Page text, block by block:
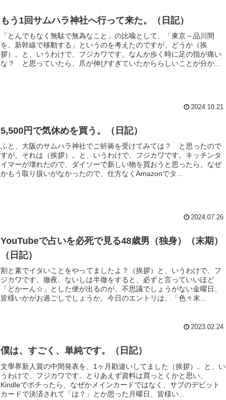
もう1回サムハラ神社へ行って来た。（日記）
「とんでもなく無駄で無為なこと」の比喩として、「東京～品川間
を、新幹線で移動する」というのを考えたのですが、どうか（挨
拶）。と、いうわけで、フジカワです。なんか歩く時に足の指が痛い
な？ と思っていたら、爪が伸びすぎていたかららしいことが分か...
2024.10.21
5,500円で気休めを買う。（日記）
ふと、大阪のサムハラ神社でご祈祷を受けてみては？ と思ったので
すが、それは（挨拶）。と、いうわけで、フジカワです。キッチンタ
イマーが壊れたので、ダイソーで新しい物を買おうと思ったら、なぜ
かもう取り扱いがなかったので、仕方なくAmazonでタ...
2024.07.26
YouTubeで占いを必死で見る48歳男（独身）（末期）
（日記）
割と素でイタいことをやってましたよ？（挨拶）と、いうわけで、フ
ジカワです。徹夜、ないしは半徹をすると、必ずと言っていいほど
「どかーん☆」とした便が出るのが、不思議でしょうがない金曜日、
皆様いかがお過ごしでしょうか。今日のエントリは、「色々末...
2023.02.24
僕は、すごく、単純です。（日記）
文學界新人賞の中間発表を、1ヶ月勘違いしてました（挨拶）。と、い
うわけで、フジカワです。とりあえず資料は買っとくかと思い、
Kindleでポチったら、なぜかメインカードではなく、サブのデビット
カードで決済されて「は？」とか思った月曜日、皆様い...